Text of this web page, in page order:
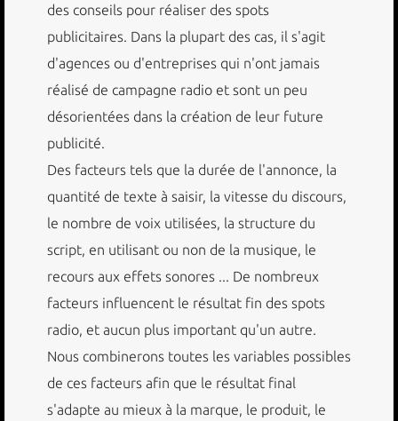
des conseils pour réaliser des spots
publicitaires. Dans la plupart des cas, il s'agit
d'agences ou d'entreprises qui n'ont jamais
réalisé de campagne radio et sont un peu
désorientées dans la création de leur future
publicité.
Des facteurs tels que la durée de l'annonce, la
quantité de texte à saisir, la vitesse du discours,
le nombre de voix utilisées, la structure du
script, en utilisant ou non de la musique, le
recours aux effets sonores ... De nombreux
facteurs influencent le résultat fin des spots
radio, et aucun plus important qu'un autre.
Nous combinerons toutes les variables possibles
de ces facteurs afin que le résultat final
s'adapte au mieux à la marque, le produit, le